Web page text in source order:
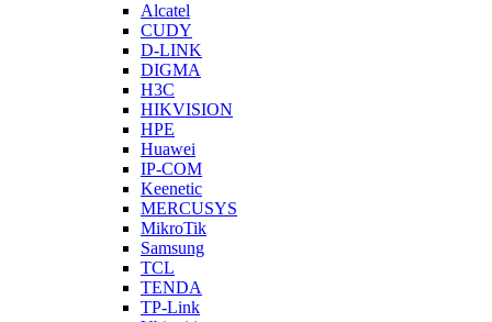
Alcatel
CUDY
D-LINK
DIGMA
H3C
HIKVISION
HPE
Huawei
IP-COM
Keenetic
MERCUSYS
MikroTik
Samsung
TCL
TENDA
TP-Link